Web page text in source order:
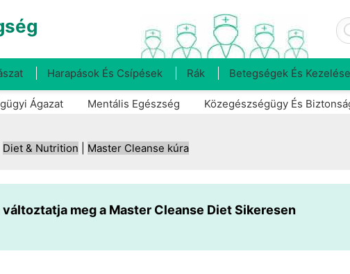
Harapások És Csípések Rák Betegségek És
Ágazat Mentális Egészség Közegészségügy És
Diet & Nutrition Master Cleanse kúra
változtatja meg a Master Cleanse Diet Sikeresen